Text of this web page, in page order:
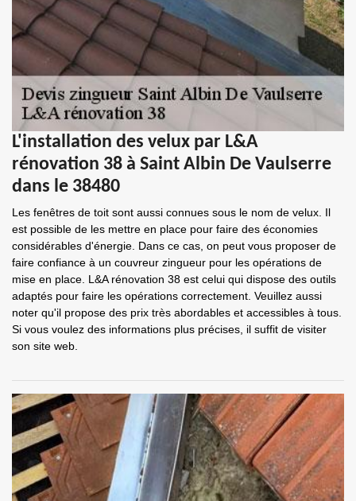
L'installation des velux par L&A
rénovation 38 à Saint Albin De Vaulserre
dans le 38480
Les fenêtres de toit sont aussi connues sous le nom de velux. Il
est possible de les mettre en place pour faire des économies
considérables d'énergie. Dans ce cas, on peut vous proposer de
faire confiance à un couvreur zingueur pour les opérations de
mise en place. L&A rénovation 38 est celui qui dispose des outils
adaptés pour faire les opérations correctement. Veuillez aussi
noter qu'il propose des prix très abordables et accessibles à tous.
Si vous voulez des informations plus précises, il suffit de visiter
son site web.